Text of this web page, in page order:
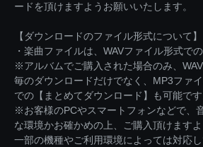
ードを頂けますようお願いいたします。
【ダウンロードのファイル形式について】
・楽曲ファイルは、WAVファイル形式で
※アルバムでご購入された場合のみ、
毎のダウンロードだけでなく、MP3ファ
での【まとめてダウンロード】も可能です
※お客様のPCやスマートフォンなどで、
な環境かお確かめの上、ご購入頂けますよ
一部の機種やご利用環境によっては対応